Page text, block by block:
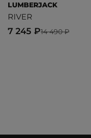
LUMBERJACK
RIVER
14 490 ₽
7 245 ₽